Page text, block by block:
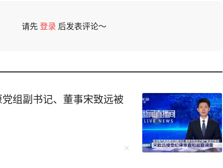
请先登录 后发表评论～
组副书记、董事宋致远被